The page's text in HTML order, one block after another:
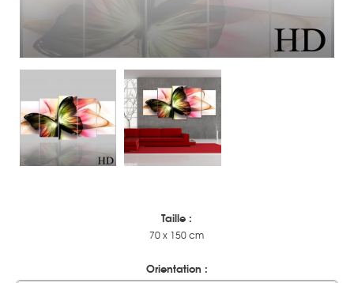
Taille :
70 x 150 cm
Orientation :